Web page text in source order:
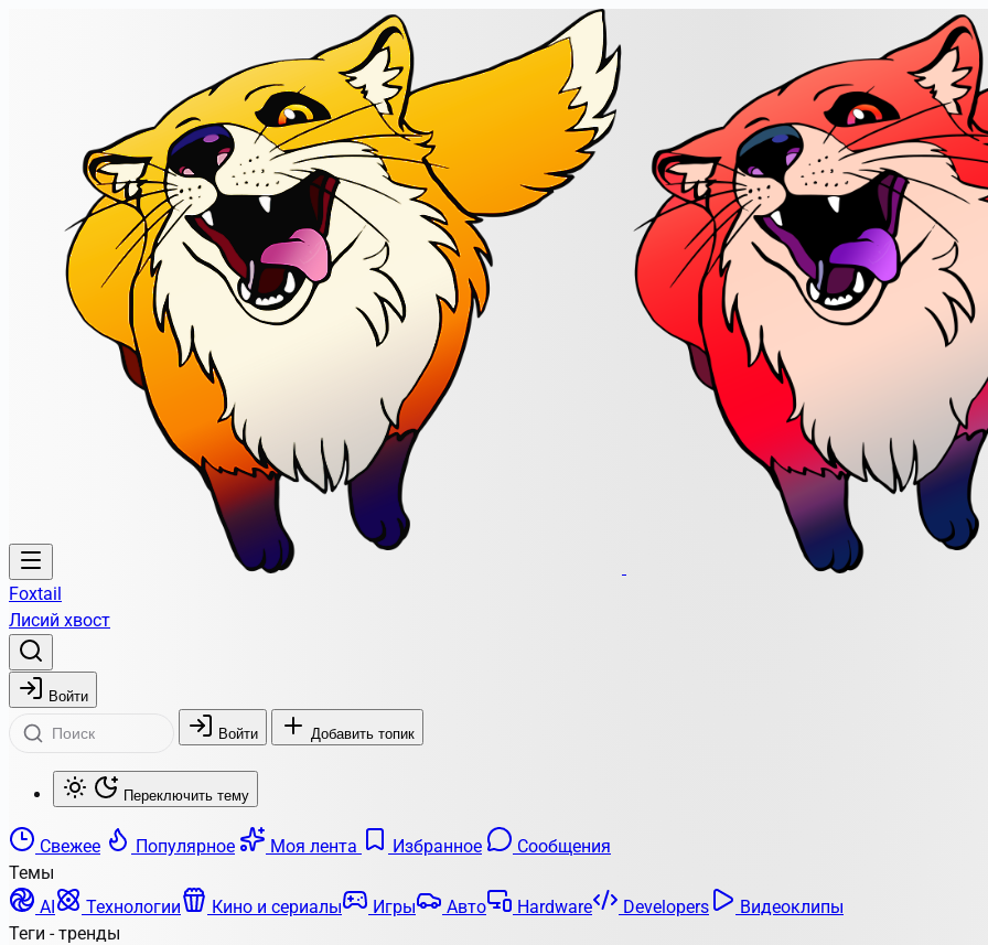
Foxtail
Лисий хвост
Войти
Войти Добавить топик
Переключить тему
Свежее Популярное Моя лента Избранное
Сообщения
Темы
AI
Технологии Кино и сериалы Игры Авто Hardware Developers
Видеоклипы
Теги - тренды